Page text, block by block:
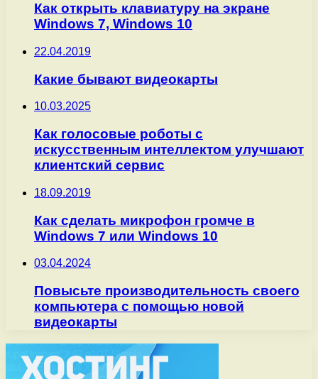
Как открыть клавиатуру на экране
Windows 7, Windows 10
22.04.2019
Какие бывают видеокарты
10.03.2025
​Как голосовые роботы с
искусственным интеллектом улучшают
клиентский сервис​
18.09.2019
Как сделать микрофон громче в
Windows 7 или Windows 10
03.04.2024
Повысьте производительность своего
компьютера с помощью новой
видеокарты